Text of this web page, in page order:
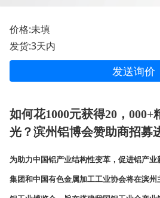
价格:未填
发货:3天内
发送询价
如何花1000元获得20，
光？滨州铝博会赞助商招募
为助力中国铝产业结构性变革，促进铝产
集团和中国有色金属加工工业协会将在滨州